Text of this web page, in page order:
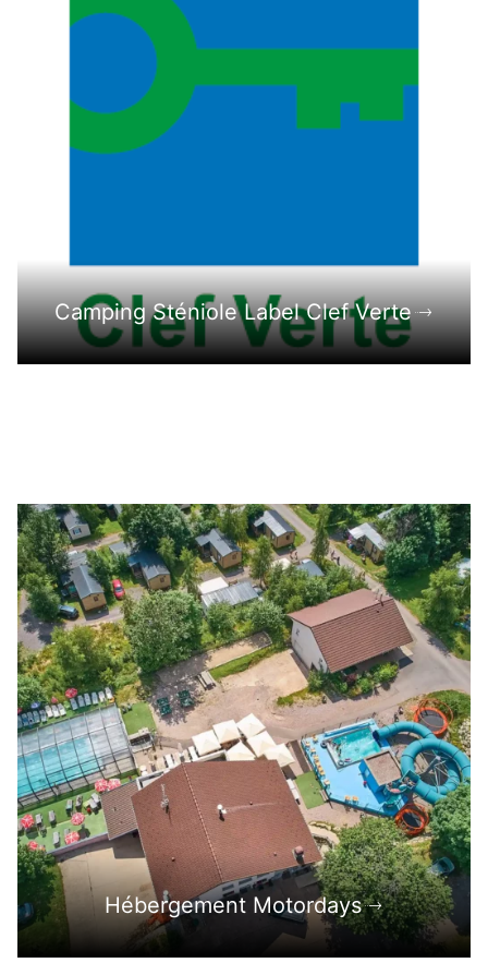
Camping Sténiole Label Clef Verte
Hébergement Motordays